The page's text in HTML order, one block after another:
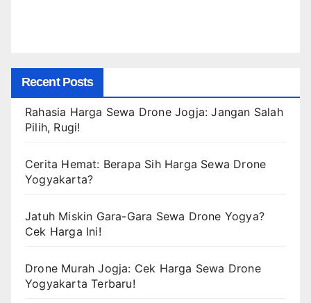
Recent Posts
Rahasia Harga Sewa Drone Jogja: Jangan Salah
Pilih, Rugi!
Cerita Hemat: Berapa Sih Harga Sewa Drone
Yogyakarta?
Jatuh Miskin Gara-Gara Sewa Drone Yogya?
Cek Harga Ini!
Drone Murah Jogja: Cek Harga Sewa Drone
Yogyakarta Terbaru!